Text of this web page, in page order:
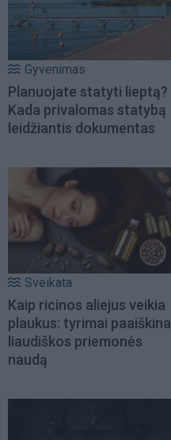
Gyvenimas
Planuojate statyti lieptą?
Kada privalomas statybą
leidžiantis dokumentas
Sveikata
Kaip ricinos aliejus veikia
plaukus: tyrimai paaiškina
liaudiškos priemonės
naudą